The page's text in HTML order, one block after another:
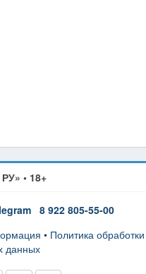
• 18+
8 922 805-55-00
• Политика обработки
данных